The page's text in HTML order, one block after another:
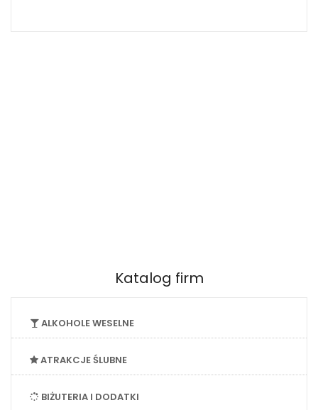
Katalog firm
ALKOHOLE WESELNE
ATRAKCJE ŚLUBNE
BIŻUTERIA I DODATKI